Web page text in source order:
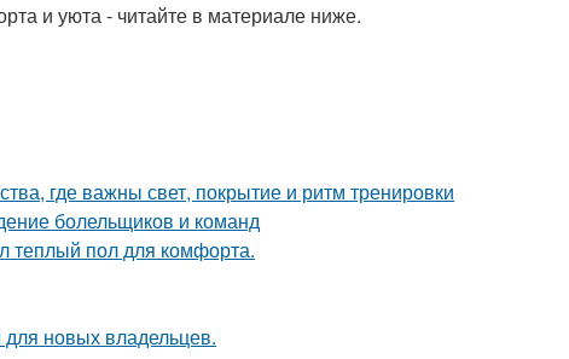
и уюта - читайте в материале ниже.
где важны свет, покрытие и ритм тренировки
болельщиков и команд
теплый пол для комфорта.
новых владельцев.